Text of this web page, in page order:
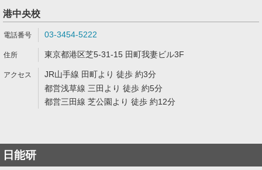
港中央校
03-3454-5222
東京都港区芝5-31-15 田町我妻ビル3F
JR山手線 田町より 徒歩 約3分
都営浅草線 三田より 徒歩 約5分
都営三田線 芝公園より 徒歩 約12分
日能研